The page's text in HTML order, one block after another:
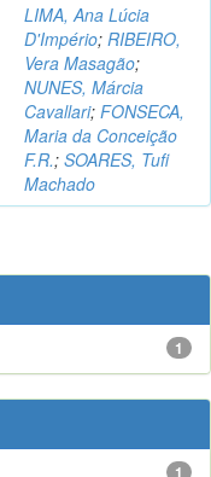
LIMA, Ana Lúcia
D'Império; RIBEIRO,
Vera Masagão;
NUNES, Márcia
Cavallari; FONSECA,
Maria da Conceição
F.R.; SOARES, Tufi
Machado
1
1